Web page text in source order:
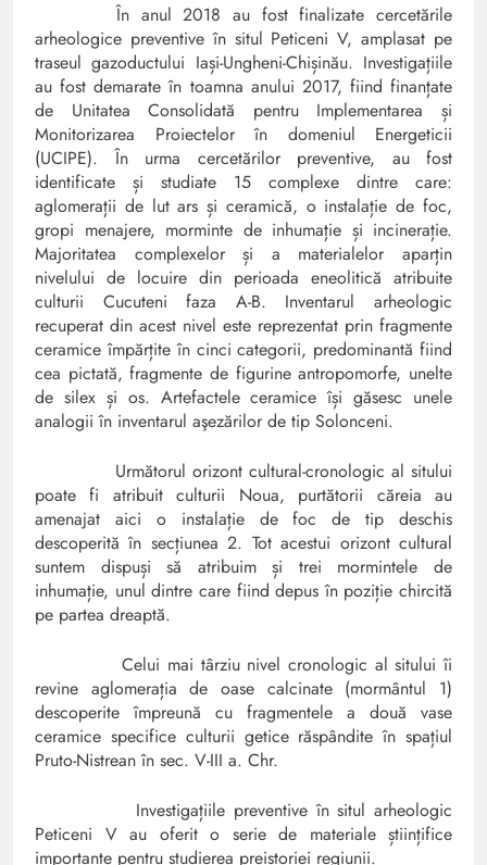
În anul 2018 au fost finalizate cercetările
arheologice preventive în situl Peticeni V, amplasat pe
traseul gazoductului Iași-Ungheni-Chișinău. Investigațiile
au fost demarate în toamna anului 2017, fiind finanțate
de Unitatea Consolidată pentru Implementarea și
Monitorizarea Proiectelor în domeniul Energeticii
(UCIPE).În urma cercetărilor preventive, au fost
identificate și studiate 15 complexe dintre care:
aglomerații de lut ars și ceramică, o instalație de foc,
gropi menajere, morminte de inhumație și incinerație.
Majoritatea complexelor și a materialelor aparțin
nivelului de locuire din perioada eneolitică atribuite
culturii Cucuteni faza A-B. Inventarul arheologic
recuperat din acest nivel este reprezentat prin fragmente
ceramice împărțite în cinci categorii, predominantă fiind
cea pictată, fragmente de figurine antropomorfe, unelte
de silex și os. Artefactele ceramice își găsesc unele
analogii în inventarul aşezărilor de tip Solonceni.
Următorul orizont cultural-cronologic al sitului
poate fi atribuit culturii Noua, purtătorii căreia au
amenajat aici o instalație de foc de tip deschis
descoperită în secțiunea 2. Tot acestui orizont cultural
suntem dispuși să atribuim și trei mormintele de
inhumație, unul dintre care fiind depus în poziție chircită
pe partea dreaptă.
Celui mai târziu nivel cronologic al sitului îi
revine aglomerația de oase calcinate (mormântul 1)
descoperite împreună cu fragmentele a două vase
ceramice specifice culturii getice răspândite în spațiul
Pruto-Nistrean în sec. V-III a. Chr.
Investigațiile preventive în situl arheologic
Peticeni V au oferit o serie de materiale științifice
importante pentru studierea preistoriei regiunii.